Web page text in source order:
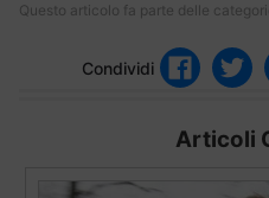
Questo articolo fa parte delle
Condividi
Articoli